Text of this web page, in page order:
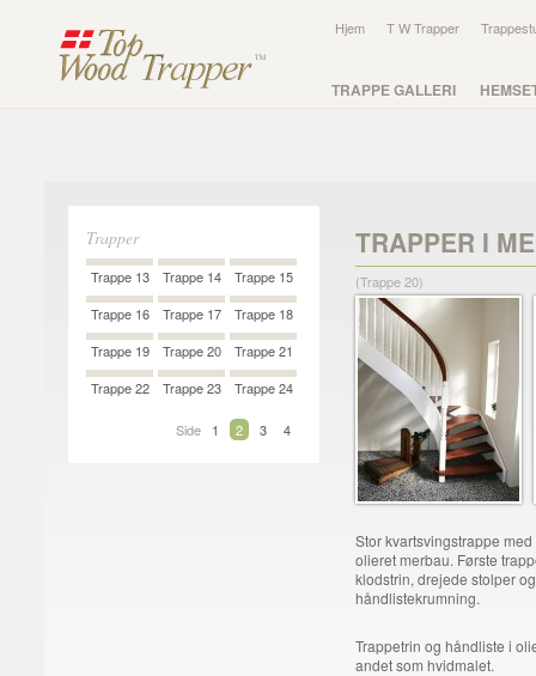
Hjem T W Trapper
TRAPPE GALLERI
Trapper
Trappe 13 Trappe 14
Trappe 15
Trappe 16
Trappe 17
Trappe 18
Trappe 19
Trappe 20
Trappe 21
Trappe 22
Trappe 23 Trappe 24
Side 1 2 3 4
TRAPPER I
(Trappe 20)
Stor kvartsvingstrappe
olieret merbau. Første
klodstrin, drejede stolper og
håndlistekrumning.
Trappetrin og håndliste i
andet som hvidmalet.